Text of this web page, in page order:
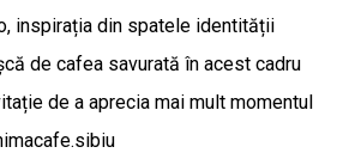
inspirația din spatele identității
de cafea savurată în acest cadru
de a aprecia mai mult momentul